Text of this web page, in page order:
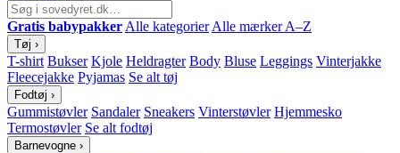
Gratis babypakker Alle kategorier Alle mærker A–Z
Tøj ›
T-shirt Bukser Kjole Heldragter Body Bluse Leggings Vinterjakke
Fleecejakke Pyjamas Se alt tøj
Fodtøj ›
Gummistøvler Sandaler Sneakers Vinterstøvler Hjemmesko
Termostøvler Se alt fodtøj
Barnevogne ›